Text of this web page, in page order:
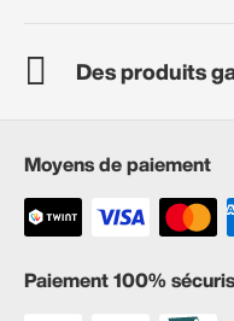
Des produits
Moyens de paiement
Paiement 100%